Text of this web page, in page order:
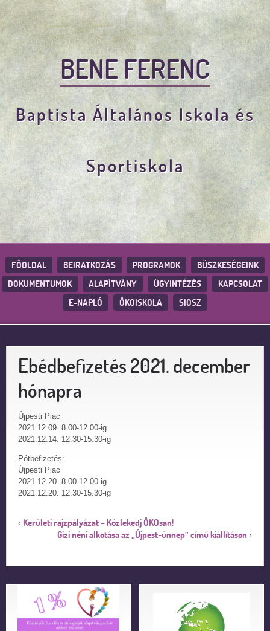
BENE FERENC
Baptista Általános Iskola és
Sportiskola
FŐOLDAL BEIRATKOZÁS PROGRAMOK
BÜSZKESÉGEINK
DOKUMENTUMOK
ALAPÍTVÁNY ÜGYINTÉZÉS
KAPCSOLAT
E-NAPLÓ
ÖKOISKOLA SIOSZ
Ebédbefizetés 2021. december
hónapra
Újpesti Piac
2021.12.09. 8.00-12.00-ig
2021.12.14. 12.30-15.30-ig
Pótbefizetés:
Újpesti Piac
2021.12.20. 8.00-12.00-ig
2021.12.20. 12.30-15.30-ig
‹ Kerületi rajzpályázat – Közlekedj ÖKOsan!
Gizi néni alkotása az „Újpest-ünnep” című kiállításon ›